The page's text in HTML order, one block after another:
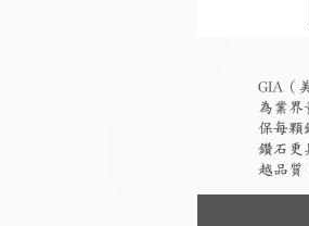
GIA（
為業界
保每顆
鑽石更
越品質